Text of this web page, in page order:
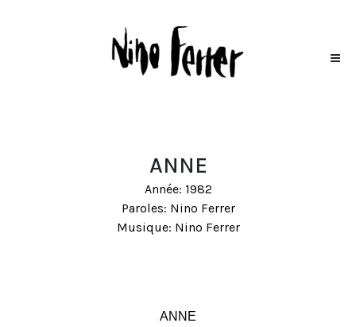
ANNE
Année: 1982
Paroles: Nino Ferrer
Musique: Nino Ferrer
ANNE